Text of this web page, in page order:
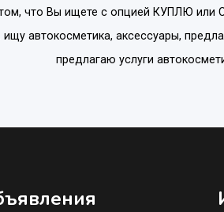
что Вы ищете с опцией КУПЛЮ или
автокосметика, аксессуары,
предлагаю услуги